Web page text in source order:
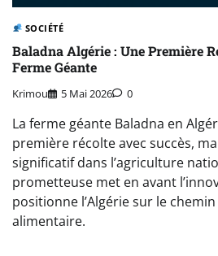
SOCIÉTÉ
Baladna Algérie : Une Première
Ferme Géante
Krimou 5 Mai 2026 0
La ferme géante Baladna en
première récolte avec succès,
significatif dans l’agriculture
prometteuse met en avant
positionne l’Algérie sur le
alimentaire.